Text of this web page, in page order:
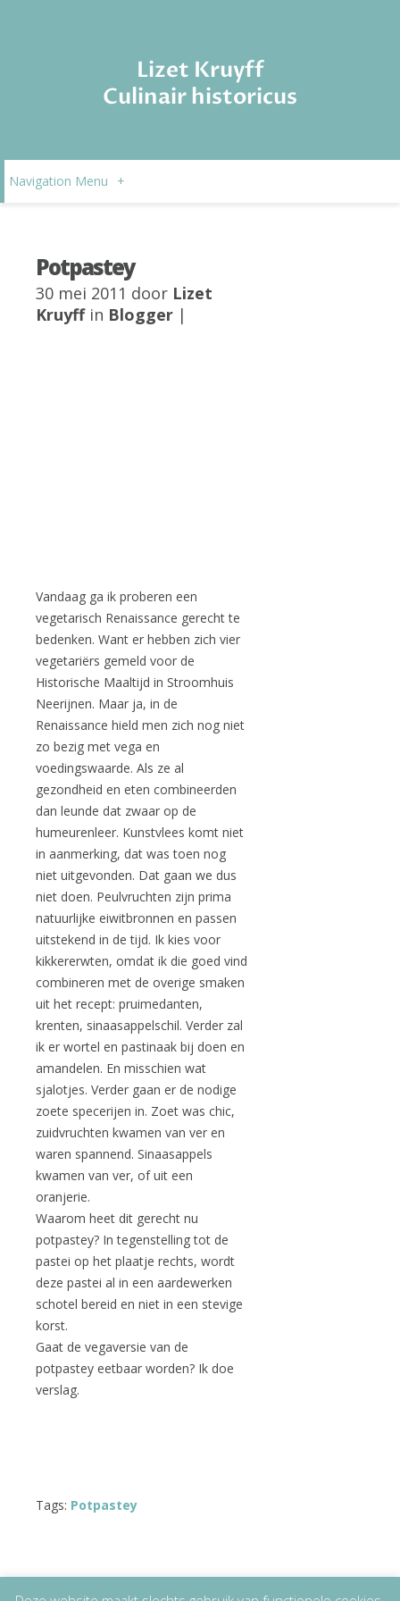
Lizet Kruyff
Culinair historicus
Navigation Menu +
Potpastey
30 mei 2011 door Lizet
Kruyffin Blogger |
Vandaag ga ik proberen een
vegetarisch Renaissance gerecht te
bedenken. Want er hebben zich vier
vegetariërs gemeld voor de
Historische Maaltijd in Stroomhuis
Neerijnen. Maar ja, in de
Renaissance hield men zich nog niet
zo bezig met vega en
voedingswaarde. Als ze al
gezondheid en eten combineerden
dan leunde dat zwaar op de
humeurenleer. Kunstvlees komt niet
in aanmerking, dat was toen nog
niet uitgevonden. Dat gaan we dus
niet doen. Peulvruchten zijn prima
natuurlijke eiwitbronnen en passen
uitstekend in de tijd. Ik kies voor
kikkererwten, omdat ik die goed vind
combineren met de overige smaken
uit het recept: pruimedanten,
krenten, sinaasappelschil. Verder zal
ik er wortel en pastinaak bij doen en
amandelen. En misschien wat
sjalotjes. Verder gaan er de nodige
zoete specerijen in. Zoet was chic,
zuidvruchten kwamen van ver en
waren spannend. Sinaasappels
kwamen van ver, of uit een
oranjerie.
Waarom heet dit gerecht nu
potpastey? In tegenstelling tot de
pastei op het plaatje rechts, wordt
deze pastei al in een aardewerken
schotel bereid en niet in een stevige
korst.
Gaat de vegaversie van de
potpastey eetbaar worden? Ik doe
verslag.
Tags: Potpastey